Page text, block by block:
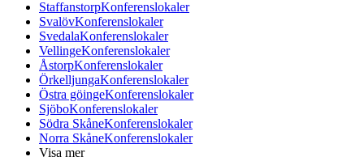
StaffanstorpKonferenslokaler
SvalövKonferenslokaler
SvedalaKonferenslokaler
VellingeKonferenslokaler
ÅstorpKonferenslokaler
ÖrkelljungaKonferenslokaler
Östra göingeKonferenslokaler
SjöboKonferenslokaler
Södra SkåneKonferenslokaler
Norra SkåneKonferenslokaler
Visa mer